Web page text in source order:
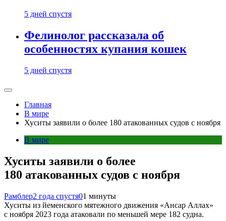
5 дней спустя
Фелинолог рассказала об
особенностях купания кошек
5 дней спустя
Главная
В мире
Хуситы заявили о более 180 атакованных судов с ноября
В мире
Хуситы заявили о более
180 атакованных судов с ноября
Рамблер2 года спустя01 минуты
Хуситы из йеменского мятежного движения «Ансар Аллах»
с ноября 2023 года атаковали по меньшей мере 182 судна.